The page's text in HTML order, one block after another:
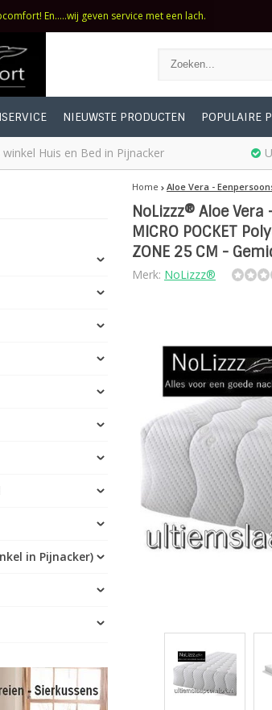
En.....wij geven service met een lach.
NIEUWSTE PRODUCTEN POPULAIRE
Huis en Bed in Pijnacker
in Pijnacker)
Home Aloe Vera -
NoLizzz® Aloe
MICRO POCKET
ZONE 25 CM -
Merk: NoLizzz®